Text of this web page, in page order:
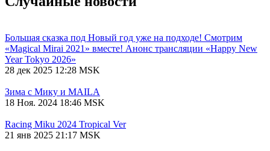
Большая сказка под Новый год уже на подходе! Смотрим
«Magical Mirai 2021» вместе! Анонс трансляции «Happy New
Year Tokyo 2026»
28 дек 2025 12:28 MSK
Зима с Мику и MAILA
18 Ноя. 2024 18:46 MSK
Racing Miku 2024 Tropical Ver
21 янв 2025 21:17 MSK